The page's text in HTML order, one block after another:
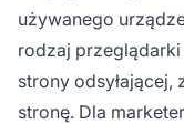
używanego
rodzaj
strony odsyłającej,
stronę. Dla